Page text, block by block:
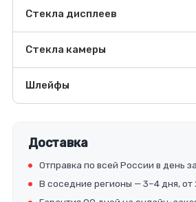
Стекла дисплеев
Стекла камеры
Шлейфы
Доставка
Отправка по всей России в день
В соседние регионы — 3–4 дня, от